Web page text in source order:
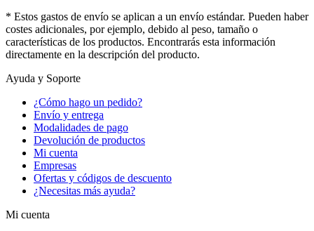
* Estos gastos de envío se aplican a un envío estándar. Pueden haber
costes adicionales, por ejemplo, debido al peso, tamaño o
características de los productos. Encontrarás esta información
directamente en la descripción del producto.
Ayuda y Soporte
¿Cómo hago un pedido?
Envío y entrega
Modalidades de pago
Devolución de productos
Mi cuenta
Empresas
Ofertas y códigos de descuento
¿Necesitas más ayuda?
Mi cuenta